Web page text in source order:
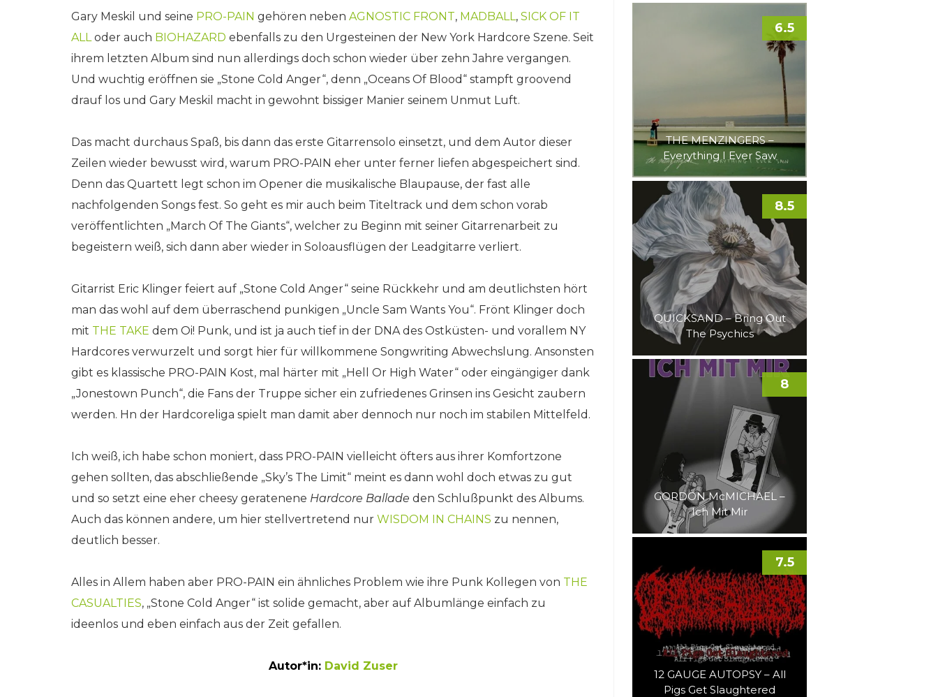
Gary Meskil und seine PRO-PAIN gehören neben AGNOSTIC FRONT, MADBALL, SICK OF IT
ALLoder auch BIOHAZARD ebenfalls zu den Urgesteinen der New York Hardcore Szene. Seit
ihrem letzten Album sind nun allerdings doch schon wieder über zehn Jahre vergangen.
Und wuchtig eröffnen sie „Stone Cold Anger“, denn „Oceans Of Blood“ stampft groovend
drauf los und Gary Meskil macht in gewohnt bissiger Manier seinem Unmut Luft.
Das macht durchaus Spaß, bis dann das erste Gitarrensolo einsetzt, und dem Autor dieser
Zeilen wieder bewusst wird, warum PRO-PAIN eher unter ferner liefen abgespeichert sind.
Denn das Quartett legt schon im Opener die musikalische Blaupause, der fast alle
nachfolgenden Songs fest. So geht es mir auch beim Titeltrack und dem schon vorab
veröffentlichten „March Of The Giants“, welcher zu Beginn mit seiner Gitarrenarbeit zu
begeistern weiß, sich dann aber wieder in Soloausflügen der Leadgitarre verliert.
Gitarrist Eric Klinger feiert auf „Stone Cold Anger“ seine Rückkehr und am deutlichsten hört
man das wohl auf dem überraschend punkigen „Uncle Sam Wants You“. Frönt Klinger doch
mit THE TAKE dem Oi! Punk, und ist ja auch tief in der DNA des Ostküsten- und vorallem NY
Hardcores verwurzelt und sorgt hier für willkommene Songwriting Abwechslung. Ansonsten
gibt es klassische PRO-PAIN Kost, mal härter mit „Hell Or High Water“ oder eingängiger dank
„Jonestown Punch“, die Fans der Truppe sicher ein zufriedenes Grinsen ins Gesicht zaubern
werden. Hn der Hardcoreliga spielt man damit aber dennoch nur noch im stabilen Mittelfeld.
Ich weiß, ich habe schon moniert, dass PRO-PAIN vielleicht öfters aus ihrer Komfortzone
gehen sollten, das abschließende „Sky’s The Limit“ meint es dann wohl doch etwas zu gut
und so setzt eine eher cheesy geratenene Hardcore Ballade den Schlußpunkt des Albums.
Auch das können andere, um hier stellvertretend nur WISDOM IN CHAINS zu nennen,
deutlich besser.
Alles in Allem haben aber PRO-PAIN ein ähnliches Problem wie ihre Punk Kollegen von THE
CASUALTIES, „Stone Cold Anger“ ist solide gemacht, aber auf Albumlänge einfach zu
ideenlos und eben einfach aus der Zeit gefallen.
Autor*in: David Zuser
THE MENZINGERS –
Everything I Ever Saw
6.5
QUICKSAND – Bring Out
The Psychics
8.5
GORDON McMICHAEL –
Ich Mit Mir
8
12 GAUGE AUTOPSY – All
Pigs Get Slaughtered
7.5